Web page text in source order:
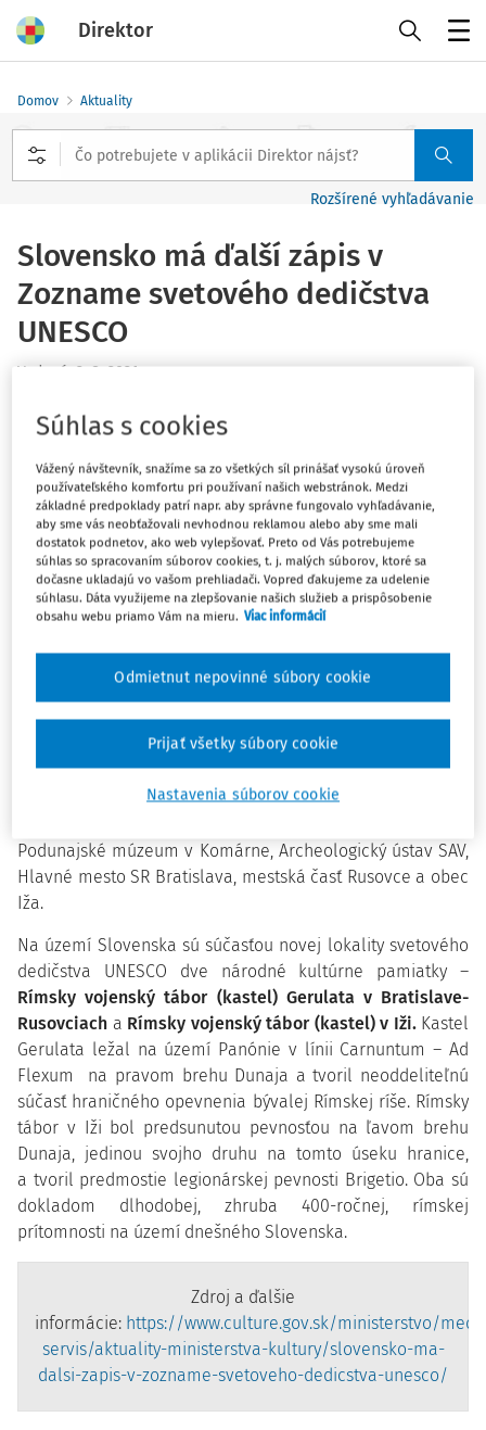
Direktor
Domov Aktuality
Rozšírené vyhľadávanie
Slovensko má ďalší zápis v
Zozname svetového dedičstva
UNESCO
Vydané 2. 8. 2021
Medzinárodná archeologická lokalita Hranice Rímskej
ríše – Dunajský Limes (západná časť) bola v piatok 30.
júla 2021 zapísaná do Zoznamu svetového kultúrneho a
prírodného dedičstva UNESCO.
Rozhodol o tom Výbor svetového dedičstva na svojom
aktuálne prebiehajúcom 44. zasadnutí konanom online
z čínskeho mesta Fuzhou. Nomináciu na zápis tejto lokality
predložilo Slovensko spoločne s Nemeckom a Rakúskom.
prestížneho Zoznamu svetového dedičstva UNESCO sú
výsledkom viac ako 14 rokov spolupráce partnerských
inštitúcií zo všetkých zainteresovaných krajín. Za slovenskú
stranu spoluprácu koordinoval Pamiatkový úrad SR a
Podunajské múzeum v Komárne, Archeologický ústav SAV,
Hlavné mesto SR Bratislava, mestská časť Rusovce a obec
Iža.
Na území Slovenska sú súčasťou novej lokality svetového
dedičstva UNESCO dve národné kultúrne pamiatky –
Rímsky vojenský tábor (kastel) Gerulata v Bratislave-
Rusovciach a Rímsky vojenský tábor (kastel) v Iži.Kastel
Gerulata ležal na území Panónie v línii Carnuntum – Ad
Flexum na pravom brehu Dunaja a tvoril neoddeliteľnú
súčasť hraničného opevnenia bývalej Rímskej ríše. Rímsky
tábor v Iži bol predsunutou pevnosťou na ľavom brehu
Dunaja, jedinou svojho druhu na tomto úseku hranice,
a tvoril predmostie legionárskej pevnosti Brigetio. Oba sú
dokladom dlhodobej, zhruba 400-ročnej, rímskej
prítomnosti na území dnešného Slovenska.
Zdroj a ďalšie
informácie: https://www.culture.gov.sk/ministerstvo/
servis/aktuality-ministerstva-kultury/slovensko-ma-
dalsi-zapis-v-zozname-svetoveho-dedicstva-unesco/
Súhlas s cookies
Vážený návštevník, snažíme sa zo všetkých síl prinášať vysokú úroveň
používateľského komfortu pri používaní našich webstránok. Medzi
základné predpoklady patrí napr. aby správne fungovalo vyhľadávanie,
aby sme vás neobťažovali nevhodnou reklamou alebo aby sme mali
dostatok podnetov, ako web vylepšovať. Preto od Vás potrebujeme
súhlas so spracovaním súborov cookies, t. j. malých súborov, ktoré sa
dočasne ukladajú vo vašom prehliadači. Vopred ďakujeme za udelenie
súhlasu. Dáta využijeme na zlepšovanie našich služieb a prispôsobenie
obsahu webu priamo Vám na mieru. Viac informácií
Nastavenia súborov cookie
Odmietnut nepovinné súbory cookie
Prijať všetky súbory cookie